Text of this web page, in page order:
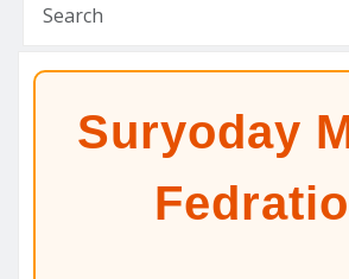
Suryoday